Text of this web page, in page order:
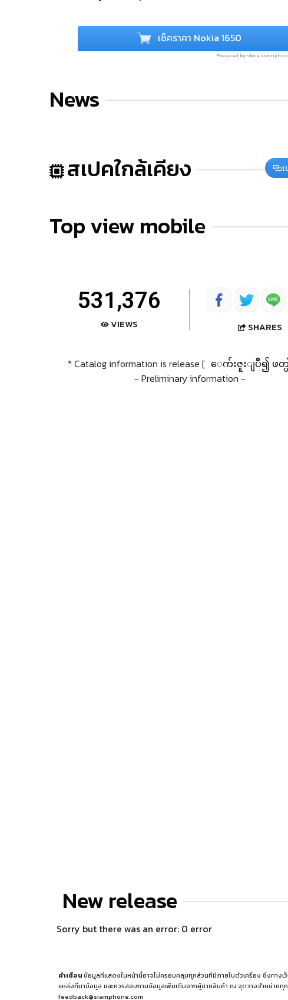
เช็คราคา Nokia 1650
Powered by
News
สเปคใกล้เคียง
Top view mobile
531,376
VIEWS SHARES
* Catalog information is release [ ေက်းဇူးျပဳ၍ ဖတ္ပ
- Preliminary information -
New release
Sorry but there was an error: 0 error
คำเตือนข้อมูลที่แสดงในหน้านี้อาจไม่ครอบคลุมทุกส่วนที่มีภายในตัวเครื่อง ซึ่งทางเ
แหล่งที่มาข้อมูล และควรสอบถามข้อมูลเพิ่มเติมจากผู้ขายสินค้า ณ จุดวางจำหน่ายทุ
feedback@siamphone.com